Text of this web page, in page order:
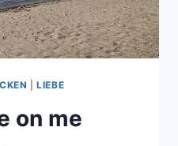
|LIEBE
on me